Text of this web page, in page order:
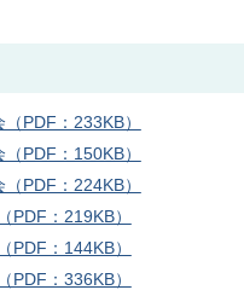
PDF：233KB）
PDF：150KB）
PDF：224KB）
PDF：219KB）
PDF：144KB）
PDF：336KB）